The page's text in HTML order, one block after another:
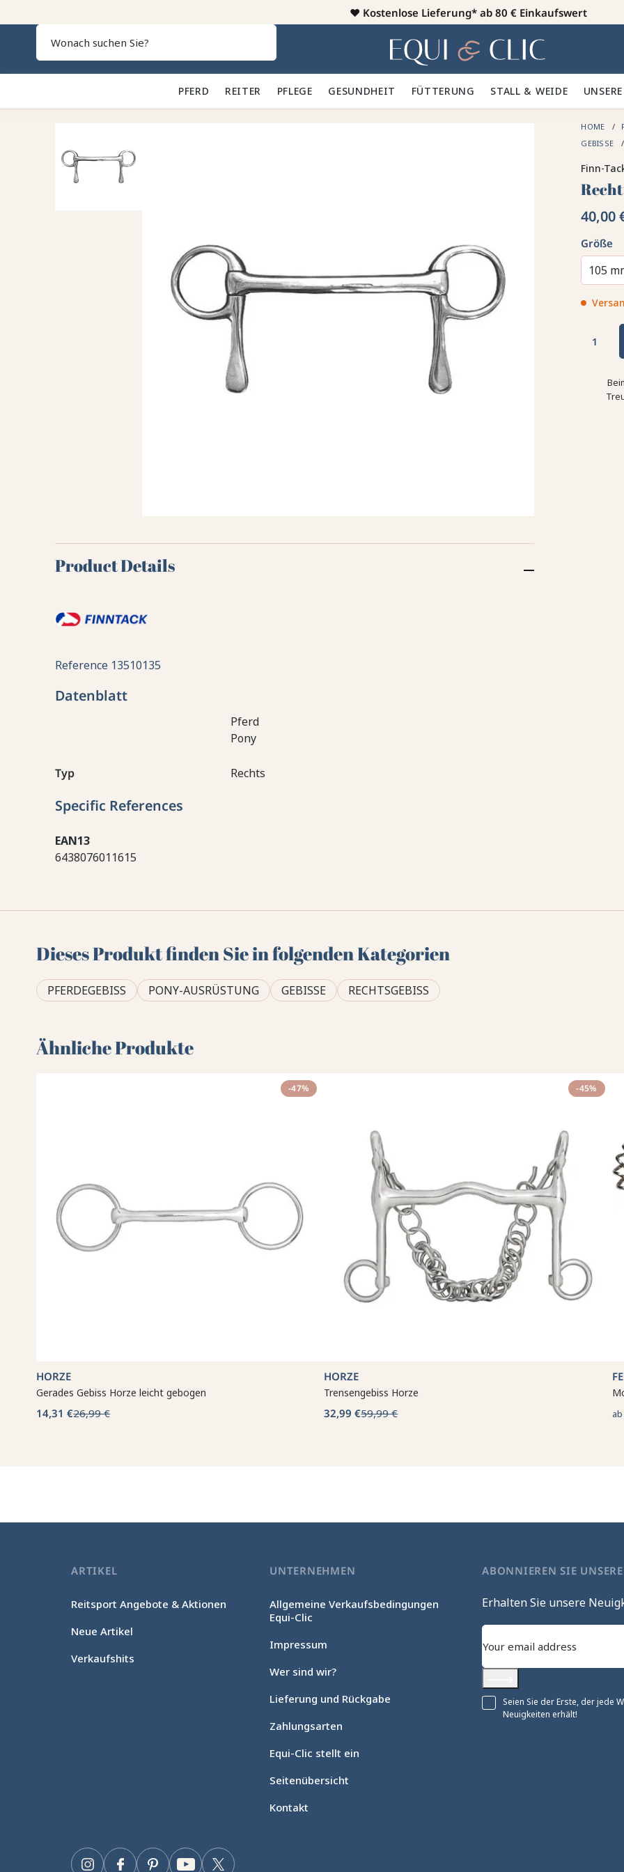
♥️ Kostenlose Lieferung* ab 80 € Einkaufswert
Heim
PFERD 🐎 REITER 👕 PFLEGE 🪮 GESUNDHEIT ✨ FÜTTERUNG 🥕 STALL & WEIDE 🍃
HOME
GEBISSE
Finn-
40,00
Größe
105
Product Details
Reference 13510135
Datenblatt
Pferd
Pony
Typ Rechts
Specific References
EAN13
6438076011615
Dieses Produkt finden Sie in folgenden Kategorien
PFERDEGEBISS PONY-AUSRÜSTUNG GEBISSE RECHTSGEBISS
Ähnliche Produkte
-47%
HORZE
Gerades Gebiss Horze leicht gebogen
14,31 €26,99 €
-45%
HORZE
Trensengebiss Horze
32,99 €59,99 € ab
ARTIKEL
Reitsport Angebote & Aktionen
Neue Artikel
Verkaufshits
UNTERNEHMEN
Allgemeine Verkaufsbedingungen
Equi-Clic
Impressum
Wer sind wir?
Lieferung und Rückgabe
Zahlungsarten
Equi-Clic stellt ein
Seitenübersicht
Kontakt
ABONNIEREN SIE
Erhalten Sie unsere
Abonnieren
Seien Sie der Erste, der jede
Neuigkeiten erhält!